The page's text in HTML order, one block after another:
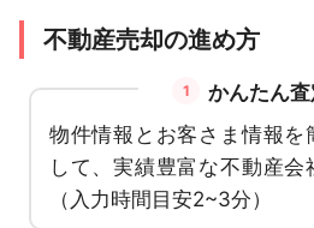
不動産売却の進め方
1
かんたん
物件情報とお客さま情報を
して、実績豊富な不動産会
（入力時間目安2~3分）